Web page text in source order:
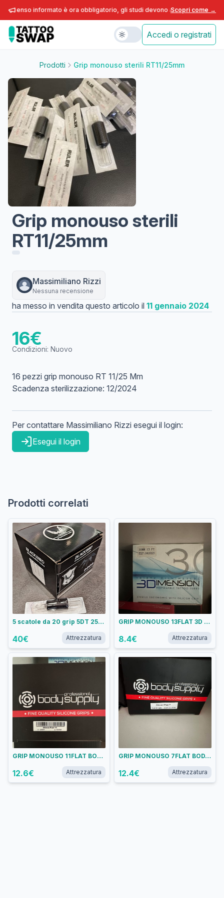
informato è ora obbligatorio, gli studi devono adeguarsi entro fine
Scopri come →
Accedi o registrati
Prodotti Grip monouso sterili RT11/25mm
Grip monouso sterili
RT11/25mm
Massimiliano Rizzi
Nessuna recensione
ha messo in vendita questo articolo il 11 gennaio 2024
16€
Condizioni: Nuovo
16 pezzi grip monouso RT 11/25 Mm
Scadenza sterilizzazione: 12/2024
Per contattare Massimiliano Rizzi esegui il login:
Esegui il login
Prodotti correlati
5 scatole da 20 grip 5DT 25mm
40€ Attrezzatura
GRIP MONOUSO 13FLAT 3D TOUCH
8.4€ Attrezzatura
GRIP MONOUSO 11FLAT BODYSUPPLY
12.6€ Attrezzatura
GRIP MONOUSO 7FLAT BODYSUPPLY
12.4€ Attrezzatura